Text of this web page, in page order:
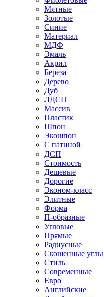
Мятные
Золотые
Синие
Материал
МДФ
Эмаль
Акрил
Береза
Дерево
Дуб
ЛДСП
Массив
Пластик
Шпон
Экошпон
С патиной
ДСП
Стоимость
Дешевые
Дорогие
Эконом-класс
Элитные
Форма
П-образные
Угловые
Прямые
Радиусные
Скошенные углы
Стиль
Современные
Евро
Английские